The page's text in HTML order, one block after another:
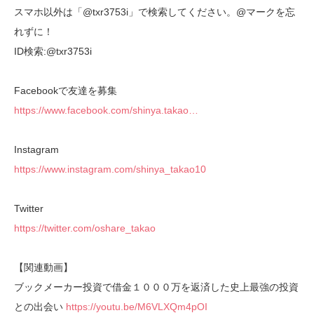
スマホ以外は「@txr3753i」で検索してください。@マークを忘
れずに！
ID検索:@txr3753i
Facebookで友達を募集
https://www.facebook.com/shinya.takao…
Instagram
https://www.instagram.com/shinya_takao10
Twitter
https://twitter.com/oshare_takao
【関連動画】
ブックメーカー投資で借金１０００万を返済した史上最強の投資
との出会い https://youtu.be/M6VLXQm4pOI